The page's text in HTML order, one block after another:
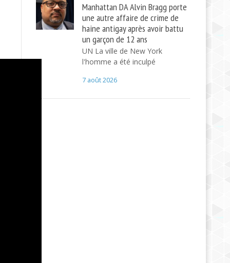
Manhattan DA Alvin Bragg porte
une autre affaire de crime de
haine antigay après avoir battu
un garçon de 12 ans
UN La ville de New York
l'homme a été inculpé
7 août 2026